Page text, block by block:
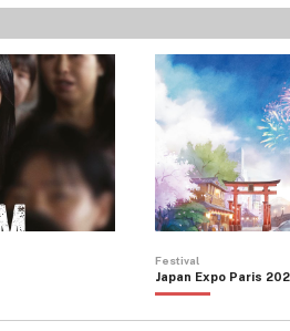
Festival
Japan Expo Paris